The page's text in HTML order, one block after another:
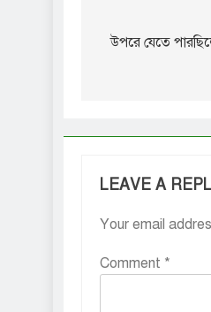
navigation
উপরে যেতে
LEAVE A
Your email
Comment *